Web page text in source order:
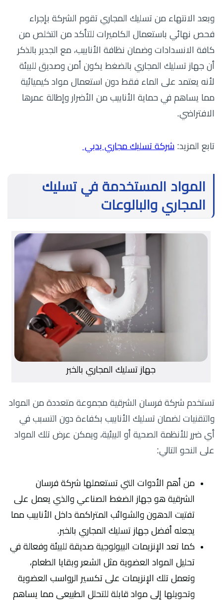
وبعد الانتهاء من تسليك المجاري تقوم الشركة بإجراء
فحص نهائي باستعمال الكاميرات للتأكد من التخلص من
كافة الانسدادات وضمان نظافة الأنابيب، مع الجدير بالذكر
أن جهاز تسليك المجاري بالضغط يكون أمن وصديق للبيئة
لأنه يعتمد على الماء فقط دون استعمال مواد كيميائية
مما يساهم في حماية الأنابيب من الأضرار وإطالة عمرها
الافتراضي.
تابع المزيد: شركة تسليك مجاري بدبي
المواد المستخدمة في تسليك
المجاري والبالوعات
جهاز تسليك المجاري بالخبر
تستخدم شركة فرسان الشرقية مجموعة متعددة من المواد
والتقنيات لضمان تسليك الأنابيب بكفاءة دون التسبب في
أي ضرر للأنظمة الصحية أو البيئية، ويمكن عرض تلك المواد
على النحو التالي:
من أهم الأدوات التي تستعملها شركة فرسان
الشرقية هو جهاز الضغط الصناعي والذي يعمل على
تفتيت الدهون والشوائب المتراكمة داخل الأنابيب مما
يجعله أفضل جهاز تسليك المجاري بالخبر.
كما تعد الإنزيمات البيولوجية صديقة للبيئة وفعالة في
تحليل المواد العضوية مثل الشعر وبقايا الطعام،
وتعمل تلك الإنزيمات على تكسير الرواسب العضوية
وتحويلها إلى مواد قابلة للتحلل الطبيعي مما يساهم